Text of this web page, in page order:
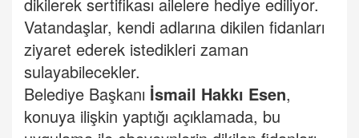
Vatandaşlar, kendi adlarına dikilen fidanları
ziyaret ederek istedikleri zaman
sulayabilecekler.
Belediye Başkanı İsmail Hakkı Esen,
konuya ilişkin yaptığı açıklamada, bu